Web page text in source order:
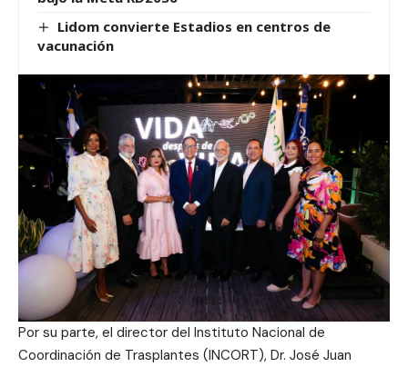
Lidom convierte Estadios en centros de
vacunación
Por su parte, el director del Instituto Nacional de
Coordinación de Trasplantes (INCORT), Dr. José Juan